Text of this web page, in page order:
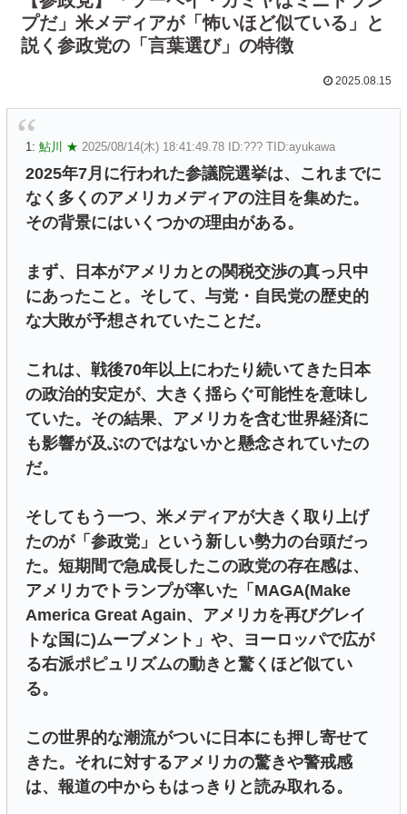
プだ」米メディアが「怖いほど似ている」と
説く参政党の「言葉選び」の特徴
2025.08.15
1: 鮎川 ★ 2025/08/14(木) 18:41:49.78 ID:??? TID:ayukawa
2025年7月に行われた参議院選挙は、これまでに
なく多くのアメリカメディアの注目を集めた。
その背景にはいくつかの理由がある。
まず、日本がアメリカとの関税交渉の真っ只中
にあったこと。そして、与党・自民党の歴史的
な大敗が予想されていたことだ。
これは、戦後70年以上にわたり続いてきた日本
の政治的安定が、大きく揺らぐ可能性を意味し
ていた。その結果、アメリカを含む世界経済に
も影響が及ぶのではないかと懸念されていたの
だ。
そしてもう一つ、米メディアが大きく取り上げ
たのが「参政党」という新しい勢力の台頭だっ
た。短期間で急成長したこの政党の存在感は、
アメリカでトランプが率いた「MAGA(Make
America Great Again、アメリカを再びグレイ
トな国に)ムーブメント」や、ヨーロッパで広が
る右派ポピュリズムの動きと驚くほど似てい
る。
この世界的な潮流がついに日本にも押し寄せて
きた。それに対するアメリカの驚きや警戒感
は、報道の中からもはっきりと読み取れる。